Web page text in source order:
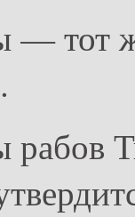
— тот